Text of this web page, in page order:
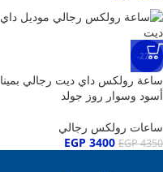
-22%
ساعة رولكس داي ديت رجالي بمينا
أسود وسوار روز جولد
ساعات رولكس رجالي
EGP4350
EGP 3400